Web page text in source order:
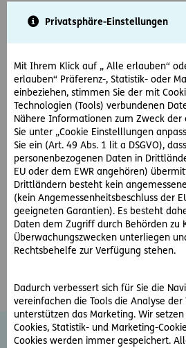
Privatsphäre-Einstellungen
Mit Ihrem Klick auf „ Alle erlauben“
erlauben“ Präferenz-, Statistik- oder
einbeziehen, stimmen Sie der mit
Technologien (Tools) verbundenen
Nähere Informationen zum Zweck der
Sie unter „Cookie Einstelllungen
Sie ein (Art. 49 Abs. 1 lit a DSGVO),
personenbezogenen Daten in
EU oder dem EWR angehören)
Drittländern besteht kein
(kein Angemessenheitsbeschluss der
geeigneten Garantien). Es besteht
Daten dem Zugriff durch Behörden zu
Überwachungszwecken unterliegen
Rechtsbehelfe zur Verfügung stehen.
Dadurch verbessert sich für Sie die
vereinfachen die Tools die Analyse
unterstützen das Marketing. Wir
Cookies, Statistik- und Marketing-
Cookies werden immer gespeichert.
LU1570401890 UniPacific
LU1572734421 UniRent
LU1572735071 UniRentEuro
LU1570401114 UniGlobal
LU1572664461 UniFavorit
LU1572731245 UniRak